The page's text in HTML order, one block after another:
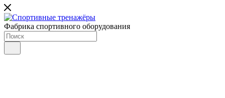
Фабрика спортивного оборудования